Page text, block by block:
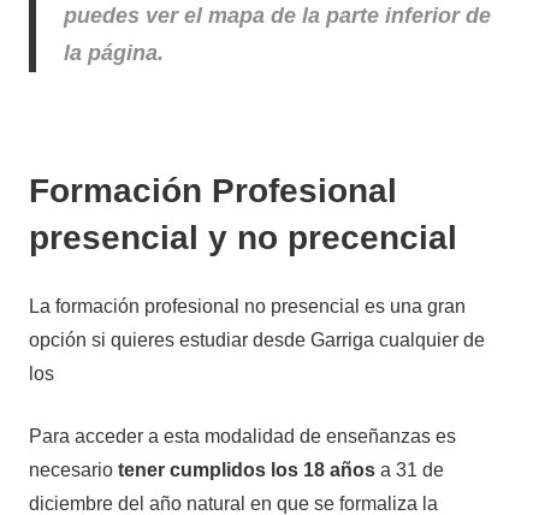
puedes ver el mapa de la parte inferior de
la página.
Formación Profesional
presencial y no precencial
La formación profesional no presencial es una gran
opción si quieres estudiar desde Garriga cualquier de
los
Para acceder a esta modalidad de enseñanzas es
necesario tener cumplidos los 18 años a 31 de
diciembre del año natural en que se formaliza la